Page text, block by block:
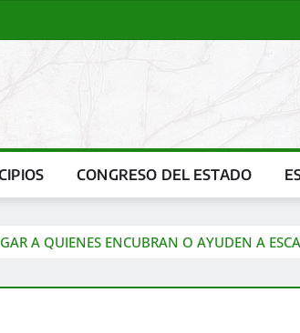
CONGRESO DEL ESTADO
A QUIENES ENCUBRAN O AYUDEN A